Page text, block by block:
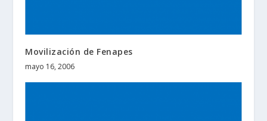
Movilización de Fenapes
mayo 16, 2006